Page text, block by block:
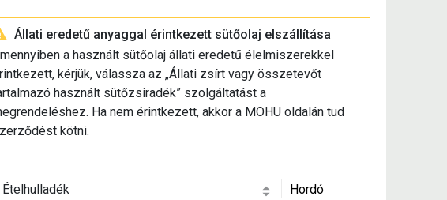
Állati eredetű anyaggal érintkezett sütőolaj elszállítása
a használt sütőolaj állati eredetű élelmiszerekkel
kérjük, válassza az „Állati zsírt vagy összetevőt
használt sütőzsiradék” szolgáltatást a
Ha nem érintkezett, akkor a MOHU oldalán tud
kötni.
Ételhulladék Hordó